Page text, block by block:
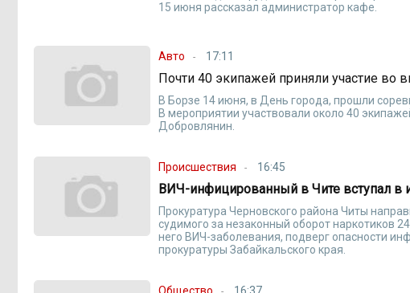
15 июня рассказал администратор кафе.
Авто 17:11
Почти 40 экипажей приняли участие
В Борзе 14 июня, в День города, прошли
В мероприятии участвовали около 40
Добровлянин.
Происшествия 16:45
ВИЧ-инфицированный в Чите вступал
Прокуратура Черновского района Читы
судимого за незаконный оборот наркотиков
него ВИЧ-заболевания, подверг опасности
прокуратуры Забайкальского края.
Общество 16:37